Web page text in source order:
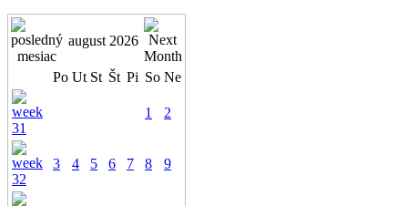
august 2026
Po Ut St Št Pi So Ne
1 2
3 4 5 6 7 8 9